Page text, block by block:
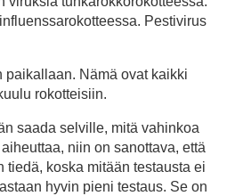
Pestivirus
paikallaan. Nämä ovat kaikki
rokotteisiin.
saada selville, mitä vahinkoa
niin on sanottava, että
tiedä, koska mitään testausta ei
hyvin pieni testaus. Se on